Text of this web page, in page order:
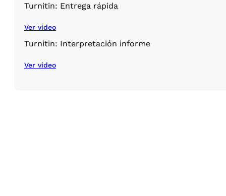
Turnitin: Entrega rápida
Ver video
Turnitin: Interpretación informe
Ver video